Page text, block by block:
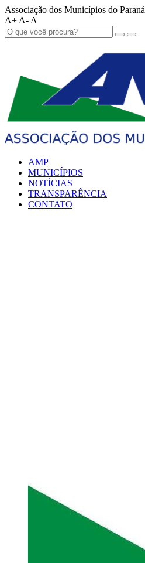
Associação dos Municípios do Paraná
A+ A- A
AMP
MUNICÍPIOS
NOTÍCIAS
TRANSPARÊNCIA
CONTATO